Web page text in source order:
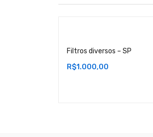
Filtros diversos – SP
R$1.000,00